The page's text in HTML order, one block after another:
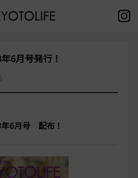
6月号発行！
6月号 配布！